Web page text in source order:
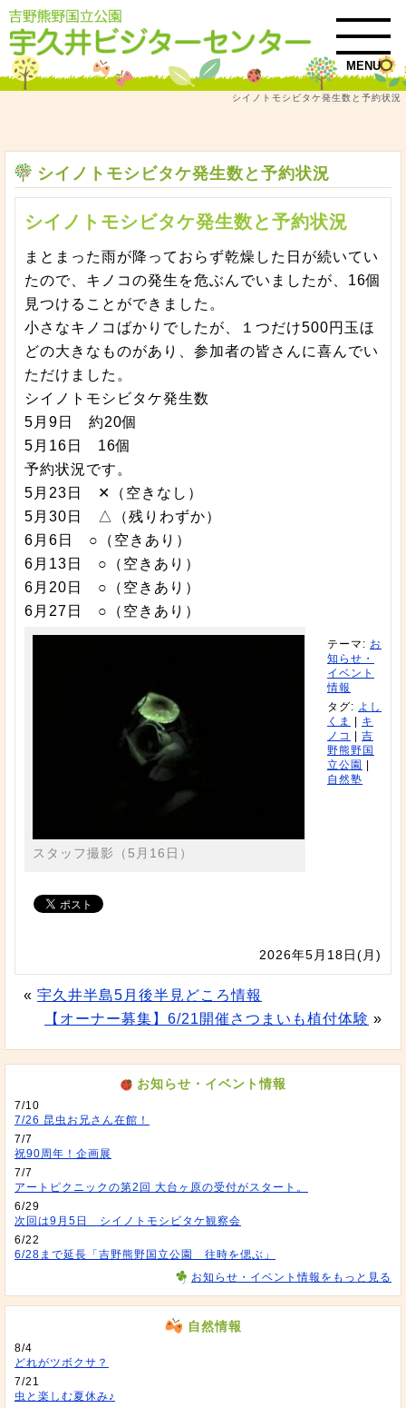
MENU
シイノトモシビタケ発生数と予約状況
シイノトモシビタケ発生数と予約状況
シイノトモシビタケ発生数と予約状況
まとまった雨が降っておらず乾燥した日が続いてい
たので、キノコの発生を危ぶんでいましたが、16個
見つけることができました。
小さなキノコばかりでしたが、１つだけ500円玉ほ
どの大きなものがあり、参加者の皆さんに喜んでい
ただけました。
シイノトモシビタケ発生数
5月9日 約20個
5月16日 16個
予約状況です。
5月23日 ✕（空きなし）
5月30日 △（残りわずか）
6月6日 ○（空きあり）
6月13日 ○（空きあり）
6月20日 ○（空きあり）
6月27日 ○（空きあり）
スタッフ撮影（5月16日）
テーマ: お
知らせ・
イベント
情報
タグ: よし
くま
キ
ノコ
吉
野熊野国
立公園
自然塾
2026年5月18日(月)
« 宇久井半島5月後半見どころ情報
【オーナー募集】6/21開催さつまいも植付体験 »
お知らせ・イベント情報
7/10
7/26 昆虫お兄さん在館！
7/7
祝90周年！企画展
7/7
アートピクニックの第2回 大台ヶ原の受付がスタート。
6/29
次回は9月5日 シイノトモシビタケ観察会
6/22
6/28まで延長「吉野熊野国立公園 往時を偲ぶ」
お知らせ・イベント情報をもっと見る
自然情報
8/4
どれがツボクサ？
7/21
虫と楽しむ夏休み♪